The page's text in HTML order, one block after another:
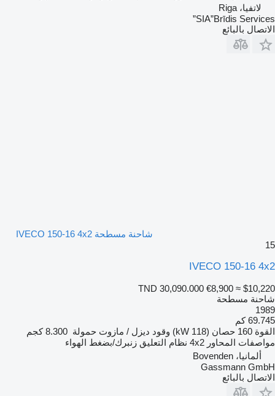
لاتفيا، Riga
SIA”Brīdis Services”
الاتصال بالبائع
شاحنة مسطحة IVECO 150-16 4x2
15
IVECO 150-16 4x2
TND 30,090.000 €8,900 ≈ $10,220
شاحنة مسطحة
1989
69.745 كم
القوة 160 حصان (118 kW) وقود ديزل / مازوت حمولة 8.300 كجم
مواصفات المحاور 4x2 نظام التعليق زنبرك/بضغط الهواء
ألمانيا، Bovenden
Gassmann GmbH
الاتصال بالبائع